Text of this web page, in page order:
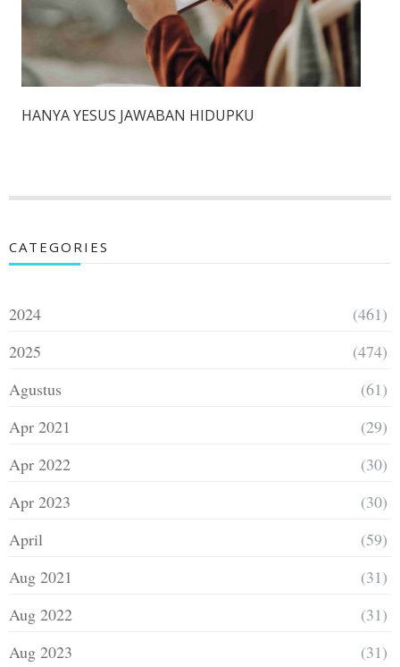
HANYA YESUS JAWABAN HIDUPKU
CATEGORIES
2024
(461)
2025
(474)
Agustus
(61)
Apr 2021
(29)
Apr 2022
(30)
Apr 2023
(30)
April
(59)
Aug 2021
(31)
Aug 2022
(31)
Aug 2023
(31)